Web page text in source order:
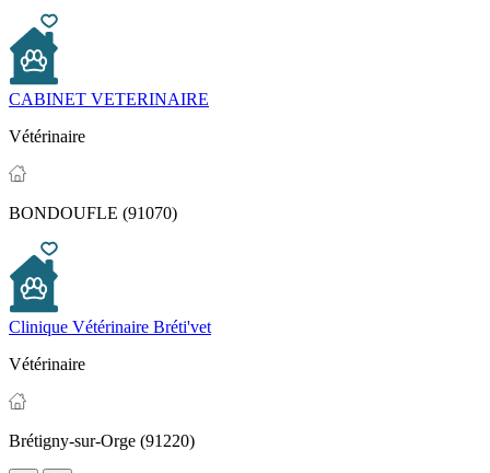
CABINET VETERINAIRE
Vétérinaire
BONDOUFLE (91070)
Clinique Vétérinaire Bréti'vet
Vétérinaire
Brétigny-sur-Orge (91220)